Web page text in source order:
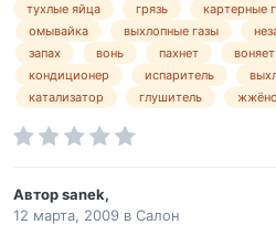
тухлые яйца грязь картерные
омывайка
выхлопные газы
запах
вонь пахнет воняет
кондиционер
испаритель
катализатор
глушитель
Авторsanek,
12 марта, 2009 в Салон